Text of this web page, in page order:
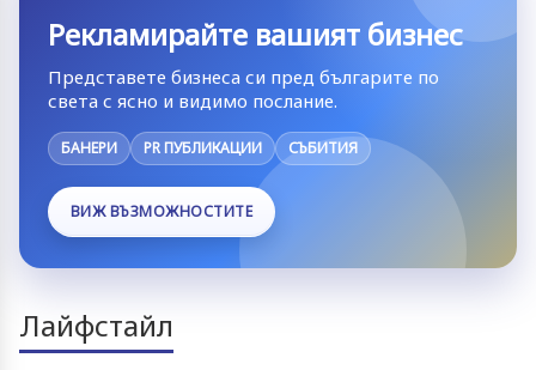
Рекламирайте вашият бизнес
Представете бизнеса си пред българите по
света с ясно и видимо послание.
БАНЕРИ PR ПУБЛИКАЦИИ СЪБИТИЯ
ВИЖ ВЪЗМОЖНОСТИТЕ
Лайфстайл